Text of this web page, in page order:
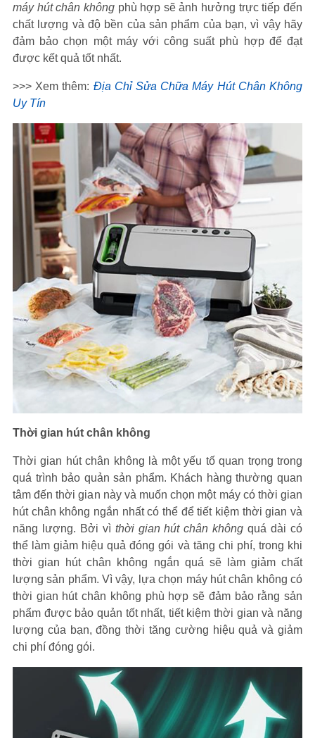
máy hút chân khôngphù hợp sẽ ảnh hưởng trực tiếp đến
chất lượng và độ bền của sản phẩm của bạn, vì vậy hãy
đảm bảo chọn một máy với công suất phù hợp để đạt
được kết quả tốt nhất.
>>> Xem thêm: Địa Chỉ Sửa Chữa Máy Hút Chân Không
Uy Tín
Thời gian hút chân không
Thời gian hút chân không là một yếu tố quan trọng trong
quá trình bảo quản sản phẩm. Khách hàng thường quan
tâm đến thời gian này và muốn chọn một máy có thời gian
hút chân không ngắn nhất có thể để tiết kiệm thời gian và
năng lượng. Bởi vì thời gian hút chân không quá dài có
thể làm giảm hiệu quả đóng gói và tăng chi phí, trong khi
thời gian hút chân không ngắn quá sẽ làm giảm chất
lượng sản phẩm. Vì vậy, lựa chọn máy hút chân không có
thời gian hút chân không phù hợp sẽ đảm bảo rằng sản
phẩm được bảo quản tốt nhất, tiết kiệm thời gian và năng
lượng của bạn, đồng thời tăng cường hiệu quả và giảm
chi phí đóng gói.